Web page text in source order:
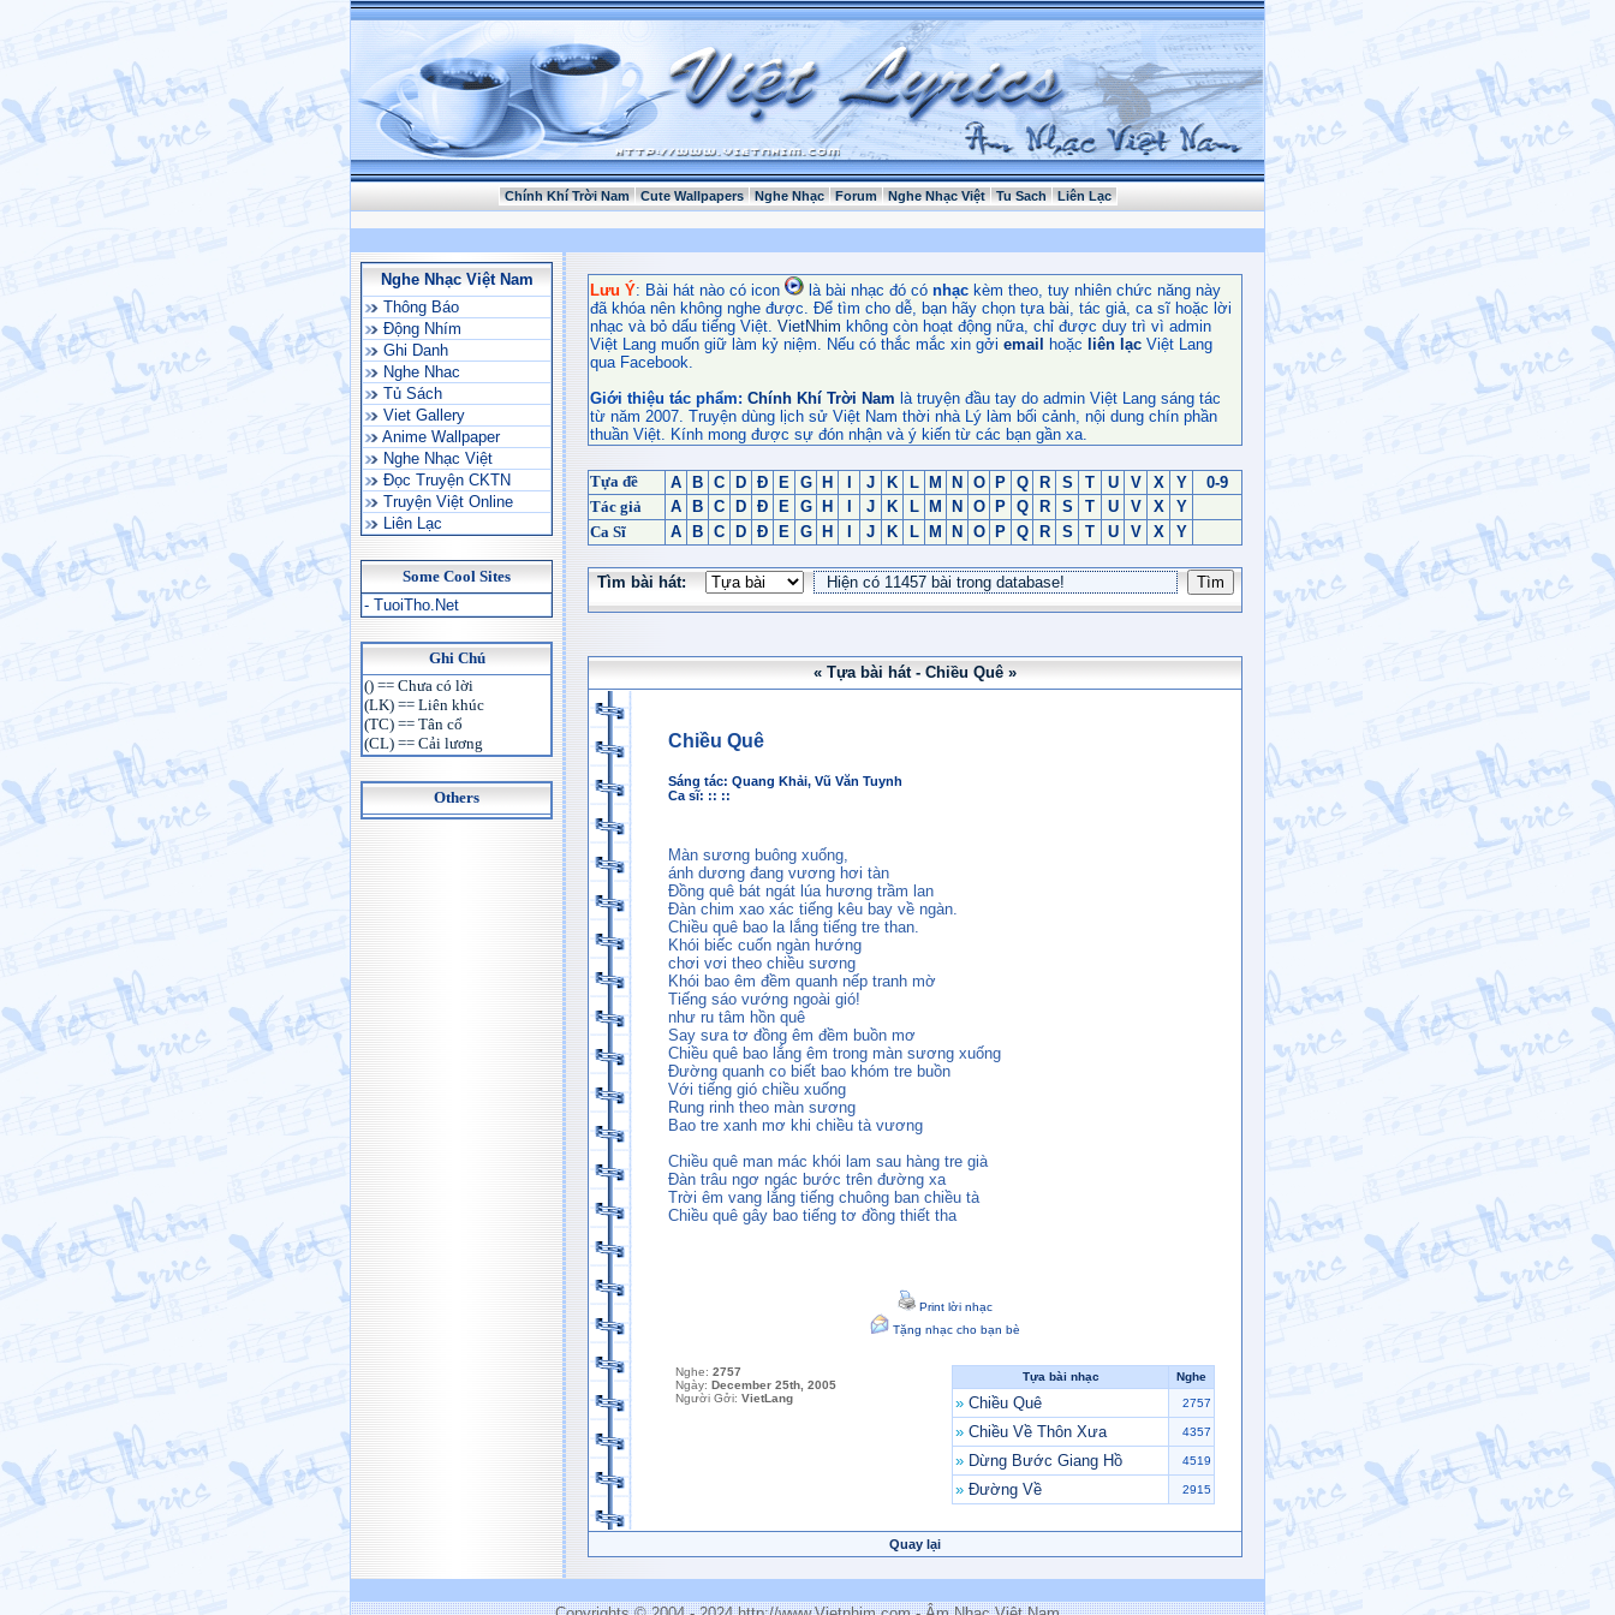
Chính Khí Trời Nam Cute Wallpapers Nghe Nhạc Forum Nghe Nhạc Việt Tu Sach Liên Lạc
Nghe Nhạc Việt Nam
Thông Báo
Động Nhím
Ghi Danh
Nghe Nhac
Tủ Sách
Viet Gallery
Anime Wallpaper
Nghe Nhạc Việt
Đọc Truyện CKTN
Truyện Việt Online
Liên Lạc
Some Cool Sites
- TuoiTho.Net
Ghi Chú
() == Chưa có lời
(LK) == Liên khúc
(TC) == Tân cổ
(CL) == Cải lương
Others
Lưu Ý: Bài hát nào có icon là bài nhạc đó có nhạc kèm theo, tuy nhiên chức năng này
đã khóa nên không nghe được. Để tìm cho dễ, bạn hãy chọn tựa bài, tác giả, ca sĩ hoặc lời
nhạc và bỏ dấu tiếng Việt. VietNhim không còn hoạt động nữa, chỉ được duy trì vì admin
Việt Lang muốn giữ làm kỷ niệm. Nếu có thắc mắc xin gởi email hoặc liên lạc Việt Lang
qua Facebook.
Giới thiệu tác phẩm: Chính Khí Trời Nam là truyện đầu tay do admin Việt Lang sáng tác
từ năm 2007. Truyện dùng lịch sử Việt Nam thời nhà Lý làm bối cảnh, nội dung chín phần
thuần Việt. Kính mong được sự đón nhận và ý kiến từ các bạn gần xa.
Tựa đề A B C D Đ E G H J K L M N O P Q R S T U V X Y
0-9
Tác giả
A B C D Đ E G H J K L M N O P Q R S T U V X
Y
Ca Sĩ
A B C D Đ E G H J K L M N O P Q R S T U V X Y
Tìm bài hát:
« Tựa bài hát - Chiều Quê »
Chiều Quê
Sáng tác: Quang Khải, Vũ Văn Tuynh
Ca sĩ: :: ::
Màn sương buông xuống,
ánh dương đang vương hơi tàn
Đồng quê bát ngát lúa hương trầm lan
Đàn chim xao xác tiếng kêu bay về ngàn.
Chiều quê bao la lắng tiếng tre than.
Khói biếc cuốn ngàn hướng
chơi vơi theo chiều sương
Khói bao êm đềm quanh nếp tranh mờ
Tiếng sáo vướng ngoài gió!
như ru tâm hồn quê
Say sưa tơ đồng êm đềm buồn mơ
Chiều quê bao lắng êm trong màn sương xuống
Đường quanh co biết bao khóm tre buồn
Với tiếng gió chiều xuống
Rung rinh theo màn sương
Bao tre xanh mơ khi chiều tà vương
Chiều quê man mác khói lam sau hàng tre già
Đàn trâu ngơ ngác bước trên đường xa
Trời êm vang lắng tiếng chuông ban chiều tà
Chiều quê gây bao tiếng tơ đồng thiết tha
Print lời nhạc
Tặng nhạc cho bạn bè
Nghe: 2757
Ngày: December 25th, 2005
Người Gởi: VietLang
Tựa bài nhạc Nghe
» Chiều Quê 2757
» Chiều Về Thôn Xưa 4357
» Dừng Bước Giang Hồ 4519
» Đường Về 2915
Quay lại